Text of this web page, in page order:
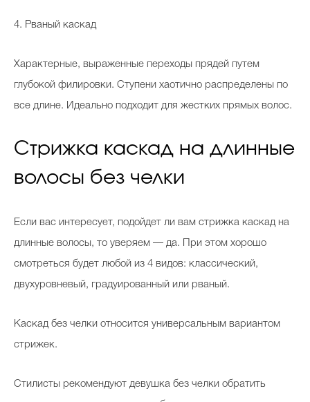
4. Рваный каскад
Характерные, выраженные переходы прядей путем
глубокой филировки. Ступени хаотично распределены по
все длине. Идеально подходит для жестких прямых волос.
Стрижка каскад на длинные
волосы без челки
Если вас интересует, подойдет ли вам стрижка каскад на
длинные волосы, то уверяем — да. При этом хорошо
смотреться будет любой из 4 видов: классический,
двухуровневый, градуированный или рваный.
Каскад без челки относится универсальным вариантом
стрижек.
Стилисты рекомендуют девушка без челки обратить